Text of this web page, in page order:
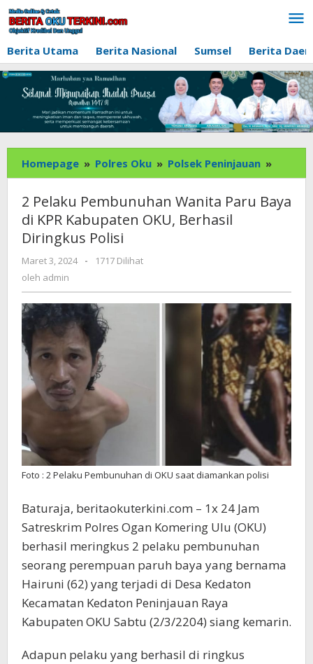
Lewati
ke
konten
Berita Utama
Berita Nasional Sumsel Berita
Homepage » Polres Oku » Polsek Peninjauan »
Pelaku
Wanita
OKU,
Polisi
2 Pelaku Pembunuhan Wanita Paru Baya
di KPR Kabupaten OKU, Berhasil
Diringkus Polisi
Maret 3, 2024
oleh
-
1717 Dilihat
oleh admin
Foto : 2 Pelaku Pembunuhan di OKU saat diamankan polisi
Baturaja, beritaokuterkini.com – 1x 24 Jam
Satreskrim Polres Ogan Komering Ulu (OKU)
berhasil meringkus 2 pelaku pembunuhan
seorang perempuan paruh baya yang bernama
Hairuni (62) yang terjadi di Desa Kedaton
Kecamatan Kedaton Peninjauan Raya
Kabupaten OKU Sabtu (2/3/2204) siang kemarin.
Adapun pelaku yang berhasil di ringkus